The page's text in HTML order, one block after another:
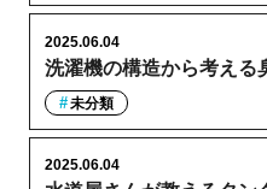
洗濯機の構造から考える
2025.06.04
未分類
2025.06.04